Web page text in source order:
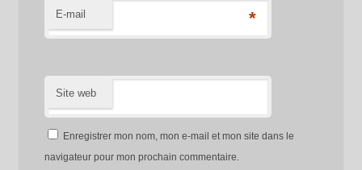
E-mail *
Site web
Enregistrer mon nom, mon e-mail et mon site dans le
navigateur pour mon prochain commentaire.